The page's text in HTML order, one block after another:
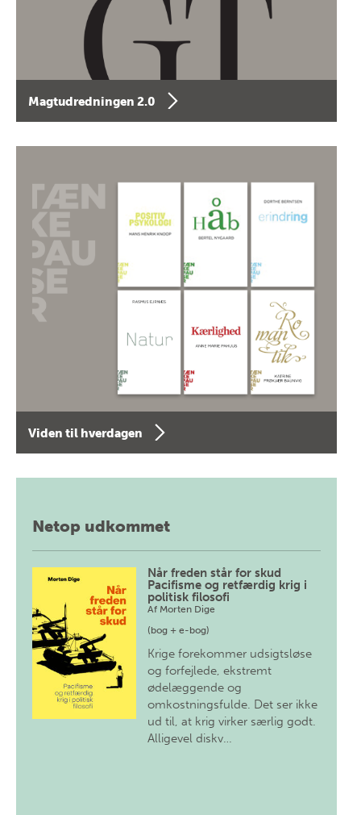
Magtudredningen 2.0
Viden til hverdagen
Netop udkommet
Når freden står for skud
Pacifisme og retfærdig krig i
politisk filosofi
Af Morten Dige
(bog + e-bog)
Krige forekommer udsigtsløse
og forfejlede, ekstremt
ødelæggende og
omkostningsfulde. Det ser ikke
ud til, at krig virker særlig godt.
Alligevel diskv…